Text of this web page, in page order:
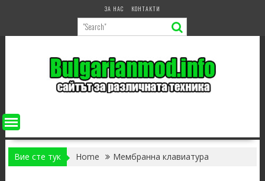
ЗА НАС КОНТАКТИ
Вие сте тук Home Мембранна клавиатура